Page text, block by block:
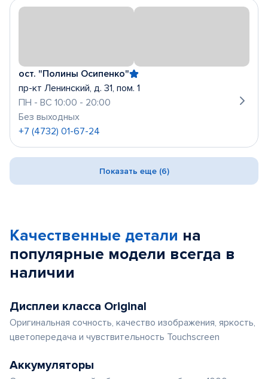
ост. "Полины Осипенко"
пр-кт Ленинский, д. 31, пом. 1
ПН - ВС 10:00 - 20:00
Без выходных
+7 (4732) 01-67-24
Показать еще (6)
Качественные детали на
популярные модели всегда в
наличии
Дисплеи класса Original
Оригинальная сочность, качество изображения, яркость,
цветопередача и чувствительность Touchscreen
Аккумуляторы